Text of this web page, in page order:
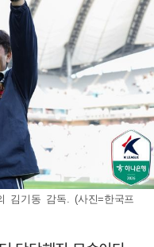
김기동 감독. (사진=한국프